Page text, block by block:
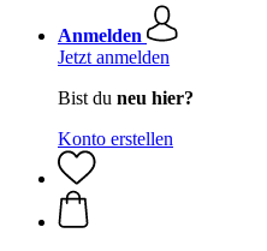
Anmelden
Jetzt anmelden
Bist du neu hier?
Konto erstellen